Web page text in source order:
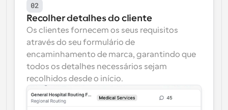
02
Recolher detalhes do cliente
Os clientes fornecem os seus requisitos
através do seu formulário de
encaminhamento de marca, garantindo que
todos os detalhes necessários sejam
recolhidos desde o início.